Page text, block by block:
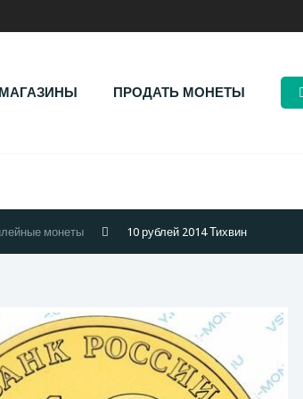
МАГАЗИНЫ ПРОДАТЬ МОНЕТЫ
монеты 10 рублей 2014 Тихвин